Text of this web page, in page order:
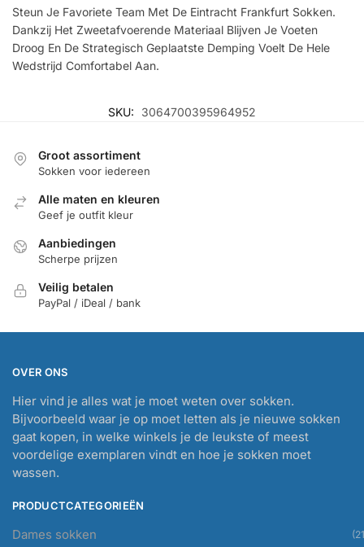
Steun Je Favoriete Team Met De Eintracht Frankfurt Sokken.
Dankzij Het Zweetafvoerende Materiaal Blijven Je Voeten
Droog En De Strategisch Geplaatste Demping Voelt De Hele
Wedstrijd Comfortabel Aan.
SKU: 3064700395964952
Groot assortiment
Sokken voor iedereen
Alle maten en kleuren
Geef je outfit kleur
Aanbiedingen
Scherpe prijzen
Veilig betalen
PayPal / iDeal / bank
OVER ONS
Hier vind je alles wat je moet weten over sokken.
Bijvoorbeeld waar je op moet letten als je nieuwe sokken
gaat kopen, in welke winkels je de leukste of meest
voordelige exemplaren vindt en hoe je sokken moet
wassen.
PRODUCTCATEGORIEËN
Dames sokken